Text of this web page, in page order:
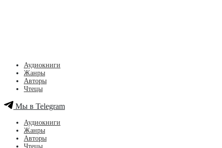
Аудиокниги
Жанры
Авторы
Чтецы
Мы в Telegram
Аудиокниги
Жанры
Авторы
Чтецы